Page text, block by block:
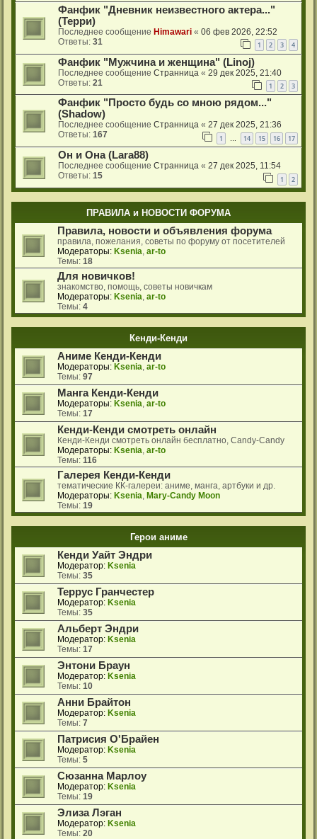
Фанфик "Дневник неизвестного актера..."
(Терри)
Последнее сообщение Himawari « 06 фев 2026, 22:52
Ответы: 31 1 2 3 4
Фанфик "Мужчина и женщина" (Linoj)
Последнее сообщение Странница « 29 дек 2025, 21:40
Ответы: 21 1 2 3
Фанфик "Просто будь со мною рядом..."
(Shadow)
Последнее сообщение Странница « 27 дек 2025, 21:36
Ответы: 167 1 … 14 15 16 17
Он и Она (Lara88)
Последнее сообщение Странница « 27 дек 2025, 11:54
Ответы: 15 1 2
ПРАВИЛА и НОВОСТИ ФОРУМА
Правила, новости и объявления форума
правила, пожелания, советы по форуму от посетителей
Модераторы: Ksenia, ar-to
Темы: 18
Для новичков!
знакомство, помощь, советы новичкам
Модераторы: Ksenia, ar-to
Темы: 4
Кенди-Кенди
Аниме Кенди-Кенди
Модераторы: Ksenia, ar-to
Темы: 97
Манга Кенди-Кенди
Модераторы: Ksenia, ar-to
Темы: 17
Кенди-Кенди смотреть онлайн
Кенди-Кенди смотреть онлайн бесплатно, Candy-Candy
Модераторы: Ksenia, ar-to
Темы: 116
Галерея Кенди-Кенди
тематические КК-галереи: аниме, манга, артбуки и др.
Модераторы: Ksenia, Mary-Candy Moon
Темы: 19
Герои аниме
Кенди Уайт Эндри
Модератор: Ksenia
Темы: 35
Террус Гранчестер
Модератор: Ksenia
Темы: 35
Альберт Эндри
Модератор: Ksenia
Темы: 17
Энтони Браун
Модератор: Ksenia
Темы: 10
Анни Брайтон
Модератор: Ksenia
Темы: 7
Патрисия О'Брайен
Модератор: Ksenia
Темы: 5
Сюзанна Марлоу
Модератор: Ksenia
Темы: 19
Элиза Лэган
Модератор: Ksenia
Темы: 20